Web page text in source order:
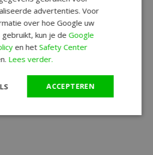
advertenties. Voor
over hoe Google uw
gebruikt, kun je deGoogle
en hetSafety Center
Lees verder.
ACCEPTEREN